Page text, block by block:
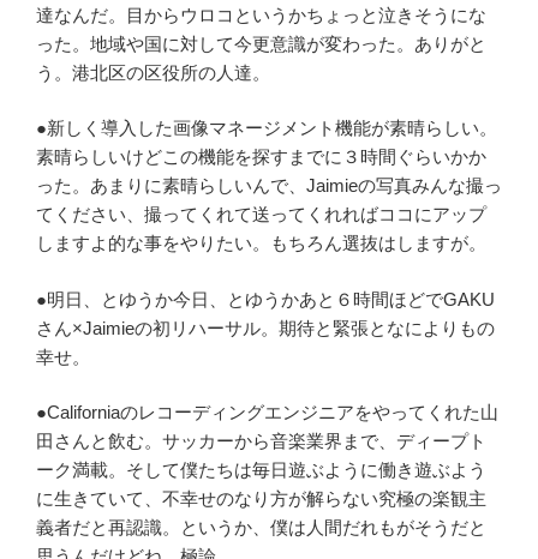
達なんだ。目からウロコというかちょっと泣きそうにな
った。地域や国に対して今更意識が変わった。ありがと
う。港北区の区役所の人達。
●新しく導入した画像マネージメント機能が素晴らしい。
素晴らしいけどこの機能を探すまでに３時間ぐらいかか
った。あまりに素晴らしいんで、Jaimieの写真みんな撮っ
てください、撮ってくれて送ってくれればココにアップ
しますよ的な事をやりたい。もちろん選抜はしますが。
●明日、とゆうか今日、とゆうかあと６時間ほどでGAKU
さん×Jaimieの初リハーサル。期待と緊張となによりもの
幸せ。
●Californiaのレコーディングエンジニアをやってくれた山
田さんと飲む。サッカーから音楽業界まで、ディープト
ーク満載。そして僕たちは毎日遊ぶように働き遊ぶよう
に生きていて、不幸せのなり方が解らない究極の楽観主
義者だと再認識。というか、僕は人間だれもがそうだと